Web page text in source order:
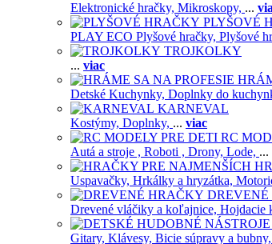
Elektronické hračky, Mikroskopy, ...
PLYŠOVÉ
PLAY ECO Plyšové hračky, Plyšové
TROJKOLKY
... viac
Detské Kuchynky, Doplnky do
KARNEVAL
Kostýmy, Doplnky, ... viac
RC
Autá a stroje , Roboti , Drony, Lode, ...
Uspavačky, Hrkálky a hryzátka,
Drevené vláčiky a koľajnice, Hojdacie
Gitary, Klávesy, Bicie súpravy a bubny,